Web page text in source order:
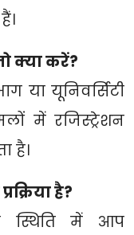
क्या करें?
या यूनिवर्सिटी
में रजिस्ट्रेशन
है।
है?
स्थिति में आप